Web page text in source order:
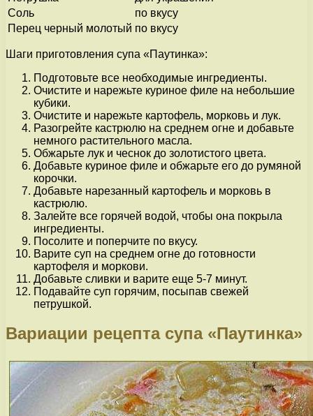
Соль
по вкусу
Перец черный молотый по вкусу
Шаги приготовления супа «Паутинка»:
Подготовьте все необходимые ингредиенты.
Очистите и нарежьте куриное филе на небольшие
кубики.
Очистите и нарежьте картофель, морковь и лук.
Разогрейте кастрюлю на среднем огне и добавьте
немного растительного масла.
Обжарьте лук и чеснок до золотистого цвета.
Добавьте куриное филе и обжарьте его до румяной
корочки.
Добавьте нарезанный картофель и морковь в
кастрюлю.
Залейте все горячей водой, чтобы она покрыла
ингредиенты.
Посолите и поперчите по вкусу.
Варите суп на среднем огне до готовности
картофеля и моркови.
Добавьте сливки и варите еще 5-7 минут.
Подавайте суп горячим, посыпав свежей
петрушкой.
Вариации рецепта супа «Паутинка»